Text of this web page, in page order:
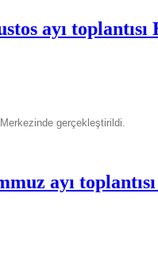
ayı
gerçekleştirildi.
ayı